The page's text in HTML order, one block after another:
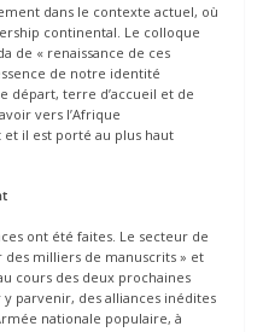
dans le contexte actuel, où
continental. Le colloque
de « renaissance de ces
de notre identité
départ, terre d’accueil et de
vers l’Afrique
il est porté au plus haut
ont été faites. Le secteur de
milliers de manuscrits » et
cours des deux prochaines
parvenir, des alliances inédites
nationale populaire, à